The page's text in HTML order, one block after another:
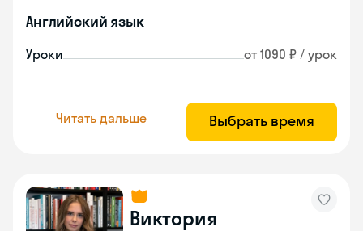
Английский язык
Уроки от 1090 ₽ / урок
Читать дальше Выбрать время
Виктория